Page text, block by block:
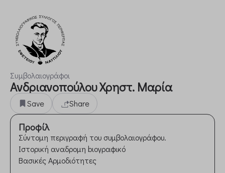
Συμβολαιογράφοι
Ανδριανοπούλου Χρηστ. Μαρία
Save Share
Προφίλ
Σύντομη περιγραφή του συμβολαιογράφου.
Ιστορική αναδρομη bιογραφικό
Βασικές Αρμοδιότητες